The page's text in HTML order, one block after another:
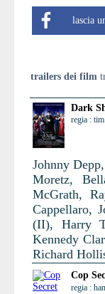
lascia
trailers dei film
Dark
regia :
Johnny
Moretz,
McGrath,
Cappellaro,
(II), Harry
Kennedy
Richard
Cop
regia :